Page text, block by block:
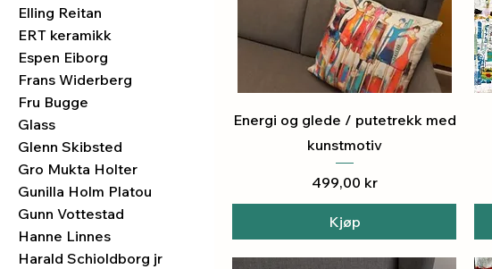
Elling Reitan
ERT keramikk
Espen Eiborg
Frans Widerberg
Fru Bugge
Glass
Glenn Skibsted
Gro Mukta Holter
Gunilla Holm Platou
Gunn Vottestad
Hanne Linnes
Harald Schioldborg jr
Hurtigvisning
Energi og glede / putetrekk med
kunstmotiv
Pris
499,00 kr
Kjøp